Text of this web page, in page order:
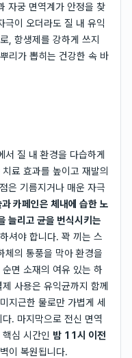
자궁 면역계가 안정을 찾
극이 오더라도 질 내 유익
, 항생제를 강하게 쓰지
리가 뽑히는 건강한 속 바
서 질 내 환경을 다습하게
료 효과를 높이고 재발의
은 기름지거나 매운 자극
과 카페인은 체내에 습한 노
늘리고 균을 번식시키는
셔야 합니다. 꽉 끼는 스
체의 통풍을 막아 환경을
면 소재의 여유 있는 하
사용은 유익균까지 함께
지근한 물로만 가볍게 세
. 마지막으로 전신 면역
심 시간인 밤 11시 이전
이 복원됩니다.